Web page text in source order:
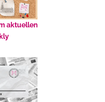
aktuellen